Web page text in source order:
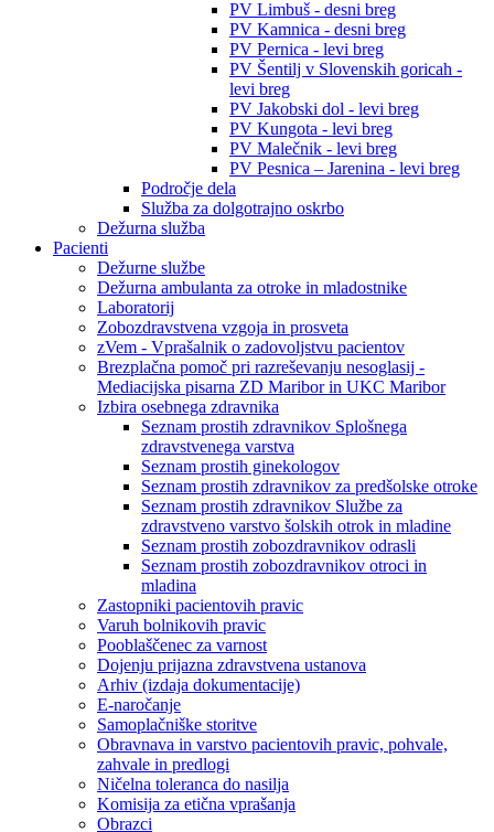
PV Limbuš - desni breg
PV Kamnica - desni breg
PV Pernica - levi breg
PV Šentilj v Slovenskih goricah -
levi breg
PV Jakobski dol - levi breg
PV Kungota - levi breg
PV Malečnik - levi breg
PV Pesnica – Jarenina - levi breg
Področje dela
Služba za dolgotrajno oskrbo
Dežurna služba
Pacienti
Dežurne službe
Dežurna ambulanta za otroke in mladostnike
Laboratorij
Zobozdravstvena vzgoja in prosveta
zVem - Vprašalnik o zadovoljstvu pacientov
Brezplačna pomoč pri razreševanju nesoglasij -
Mediacijska pisarna ZD Maribor in UKC Maribor
Izbira osebnega zdravnika
Seznam prostih zdravnikov Splošnega
zdravstvenega varstva
Seznam prostih ginekologov
Seznam prostih zdravnikov za predšolske otroke
Seznam prostih zdravnikov Službe za
zdravstveno varstvo šolskih otrok in mladine
Seznam prostih zobozdravnikov odrasli
Seznam prostih zobozdravnikov otroci in
mladina
Zastopniki pacientovih pravic
Varuh bolnikovih pravic
Pooblaščenec za varnost
Dojenju prijazna zdravstvena ustanova
Arhiv (izdaja dokumentacije)
E-naročanje
Samoplačniške storitve
Obravnava in varstvo pacientovih pravic, pohvale,
zahvale in predlogi
Ničelna toleranca do nasilja
Komisija za etična vprašanja
Obrazci